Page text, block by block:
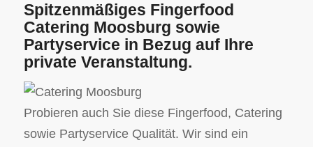
Spitzenmäßiges Fingerfood
Catering Moosburg sowie
Partyservice in Bezug auf Ihre
private Veranstaltung.
Probieren auch Sie diese Fingerfood, Catering
sowie Partyservice Qualität. Wir sind ein